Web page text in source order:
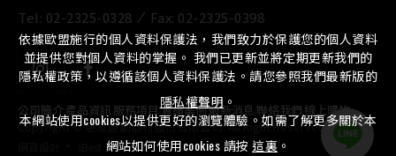
Tel: 02-2325-0328 Fax: 02-2325-0398
公司簡介產品資訊 服務項目⁄實績案例⁄最新消息 聯絡我們 線上購物
Copyright © 惠友運動器材股份有限公司. All Right Reserved.
依據歐盟施行的個人資料保護法，我們致力於保護您的個人資料
並提供您對個人資料的掌握。 我們已更新並將定期更新我們的
隱私權政策，以遵循該個人資料保護法。請您參照我們最新版的
隱私權聲明 。
本網站使用cookies以提供更好的瀏覽體驗。如需了解更多關於本
網站如何使用cookies 請按 這裏 。